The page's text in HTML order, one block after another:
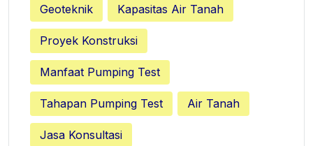
Geoteknik Kapasitas Air Tanah
Proyek Konstruksi
Manfaat Pumping Test
Tahapan Pumping Test Air Tanah
Jasa Konsultasi